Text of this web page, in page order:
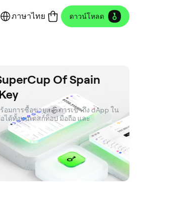
ภาษาไทย ดาวน์โหลด
Of Spain
อมการซื้อขายและการเข้าถึง dApp ใน
ได้ทั้งบนเดสก์ท็อป มือถือ และ